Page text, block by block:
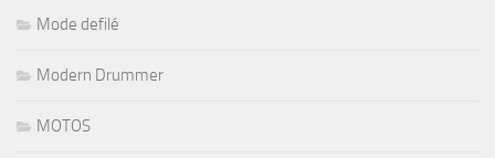
Mode defilé
Modern Drummer
MOTOS